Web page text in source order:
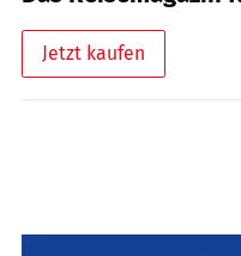
Jetzt kaufen